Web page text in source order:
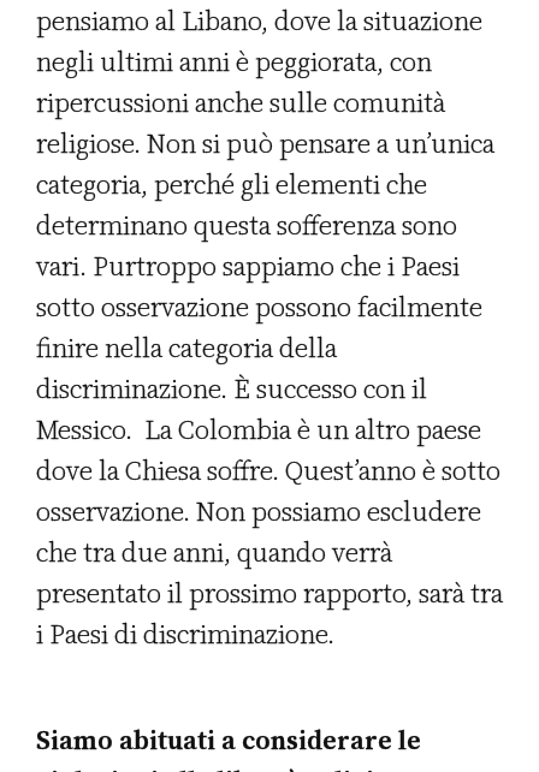
pensiamo al Libano, dove la situazione
negli ultimi anni è peggiorata, con
ripercussioni anche sulle comunità
religiose. Non si può pensare a un’unica
categoria, perché gli elementi che
determinano questa sofferenza sono
vari. Purtroppo sappiamo che i Paesi
sotto osservazione possono facilmente
finire nella categoria della
discriminazione. È successo con il
Messico. La Colombia è un altro paese
dove la Chiesa soffre. Quest’anno è sotto
osservazione. Non possiamo escludere
che tra due anni, quando verrà
presentato il prossimo rapporto, sarà tra
i Paesi di discriminazione.
Siamo abituati a considerare le